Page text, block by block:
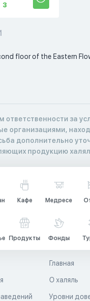
3
floor of the Eastern
ответственности за
организациями,
дополнительно
продукцию
Кафе Медресе
Продукты Фонды
Главная
О халяль
Уровни